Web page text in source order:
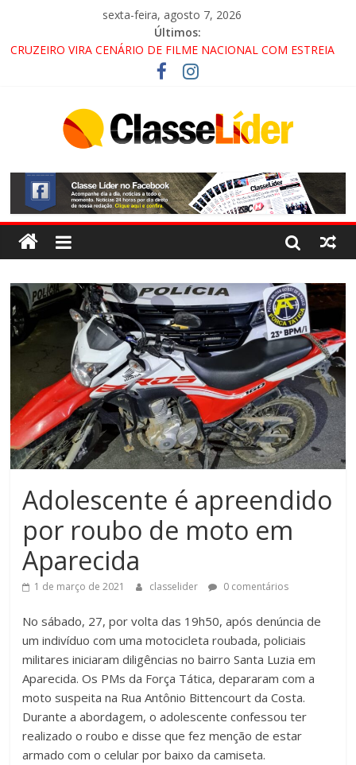
sexta-feira, agosto 7, 2026
Últimos:
CRUZEIRO VIRA CENÁRIO DE FILME NACIONAL COM ESTREIA
PROMOTOR DO GAECO
ACESSO À APARECIDA NA DUTRA SERÁ BLOQUEADO NO FIM
ALTERNATIVAS
LORENA, PINDAMONHANGABA E QUELUZ NA RETA FINAL
PELA FÁBRICA DA COCA-COLA!
Adolescente é apreendido
por roubo de moto em
Aparecida
1 de março de 2021 classelider 0 comentários
No sábado, 27, por volta das 19h50, após denúncia de
um indivíduo com uma motocicleta roubada, policiais
militares iniciaram diligências no bairro Santa Luzia em
Aparecida. Os PMs da Força Tática, depararam com a
moto suspeita na Rua Antônio Bittencourt da Costa.
Durante a abordagem, o adolescente confessou ter
realizado o roubo e disse que fez menção de estar
armado com o celular por baixo da camiseta.